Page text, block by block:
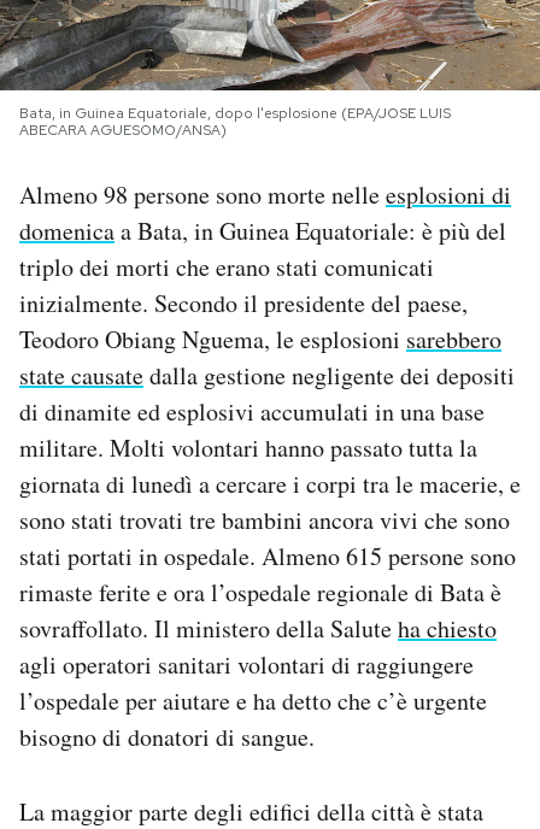
NEWSLETTER
I MIEI PREFERITI
CALENDARIO
AREA PERSONALE
Area Personale
Newsletter
Notifiche mobile
Regala il Post
Hai bisogno di aiuto?
Esci
Bata, in Guinea Equatoriale, dopo l'esplosione (EPA/JOSE LUIS
ABECARA AGUESOMO/ANSA)
Almeno 98 persone sono morte nelleesplosioni di
domenicaa Bata, in Guinea Equatoriale: è più del
triplo dei morti che erano stati comunicati
inizialmente. Secondo il presidente del paese,
Teodoro Obiang Nguema, le esplosioni sarebbero
state causatedalla gestione negligente dei depositi
di dinamite ed esplosivi accumulati in una base
militare. Molti volontari hanno passato tutta la
giornata di lunedì a cercare i corpi tra le macerie, e
sono stati trovati tre bambini ancora vivi che sono
stati portati in ospedale. Almeno 615 persone sono
rimaste ferite e ora l’ospedale regionale di Bata è
sovraffollato. Il ministero della Saluteha chiesto
agli operatori sanitari volontari di raggiungere
l’ospedale per aiutare e ha detto che c’è urgente
bisogno di donatori di sangue.
La maggior parte degli edifici della città è stata